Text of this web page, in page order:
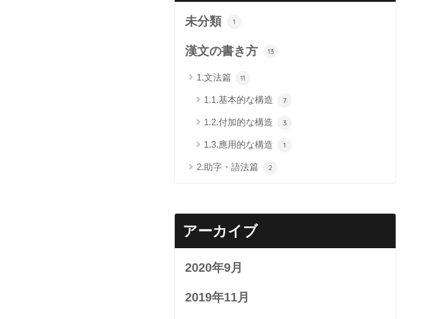
未分類 1
漢文の書き方 13
1.文法篇 11
1.1.基本的な構造 7
1.2.付加的な構造 3
1.3.應用的な構造 1
2.助字・語法篇 2
アーカイブ
2020年9月
2019年11月